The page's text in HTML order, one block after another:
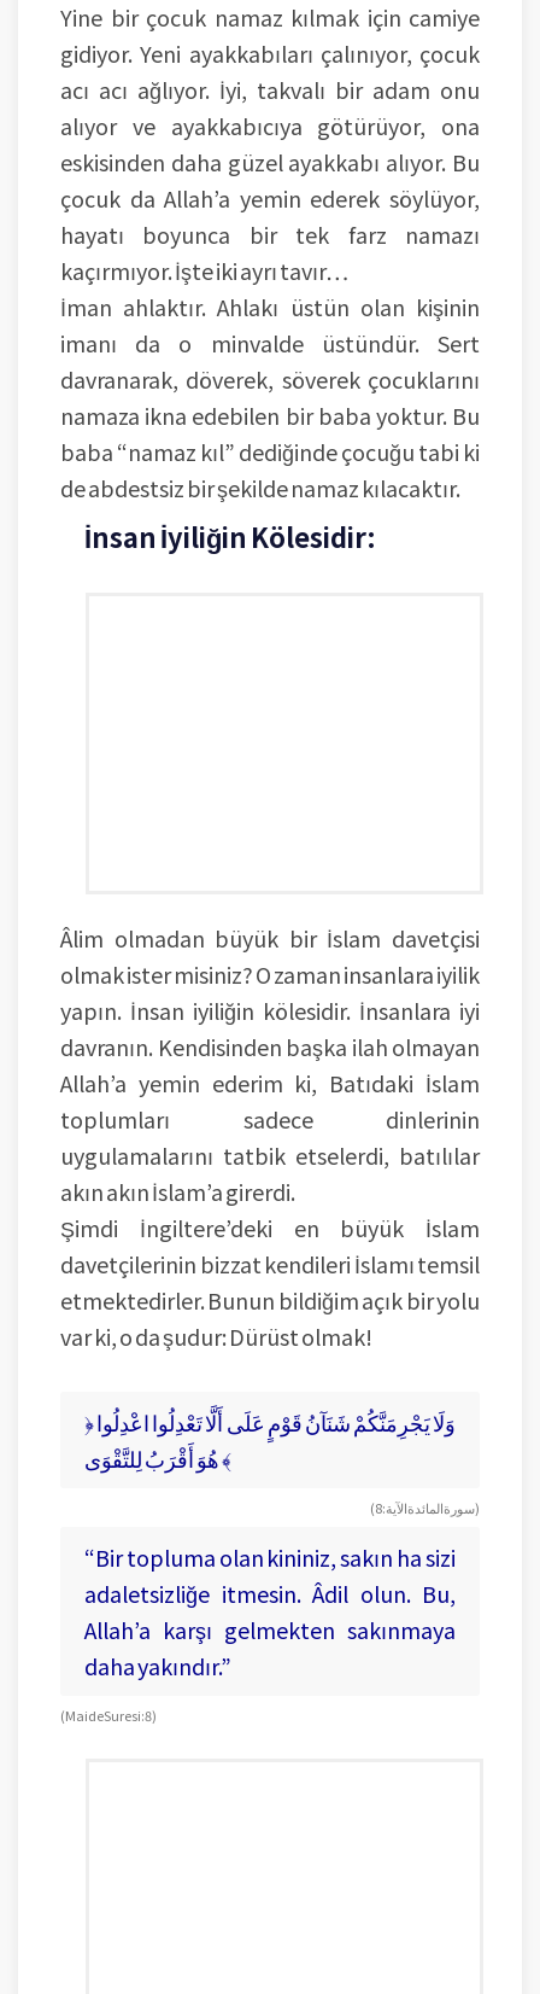
Yine bir çocuk namaz kılmak için camiye
gidiyor. Yeni ayakkabıları çalınıyor, çocuk
acı acı ağlıyor. İyi, takvalı bir adam onu
alıyor ve ayakkabıcıya götürüyor, ona
eskisinden daha güzel ayakkabı alıyor. Bu
çocuk da Allah’a yemin ederek söylüyor,
hayatı boyunca bir tek farz namazı
kaçırmıyor. İşte iki ayrı tavır…
İman ahlaktır. Ahlakı üstün olan kişinin
imanı da o minvalde üstündür. Sert
davranarak, döverek, söverek çocuklarını
namaza ikna edebilen bir baba yoktur. Bu
baba “namaz kıl” dediğinde çocuğu tabi ki
de abdestsiz bir şekilde namaz kılacaktır.
İnsan İyiliğin Kölesidir:
Âlim olmadan büyük bir İslam davetçisi
olmak ister misiniz? O zaman insanlara iyilik
yapın. İnsan iyiliğin kölesidir. İnsanlara iyi
davranın. Kendisinden başka ilah olmayan
Allah’a yemin ederim ki, Batıdaki İslam
toplumları sadece dinlerinin
uygulamalarını tatbik etselerdi, batılılar
akın akın İslam’a girerdi.
Şimdi İngiltere’deki en büyük İslam
davetçilerinin bizzat kendileri İslamı temsil
etmektedirler. Bunun bildiğim açık bir yolu
var ki, o da şudur: Dürüst olmak!
﴿ وَلَا يَجْرِمَنَّكُمْ شَنَآنُ قَوْمٍ عَلَى أَلَّا تَعْدِلُوا اعْدِلُوا
هُوَ أَقْرَبُ لِلتَّقْوَى ﴾
( سورة المائدة الآية : 8 )
“Bir topluma olan kininiz, sakın ha sizi
adaletsizliğe itmesin. Âdil olun. Bu,
Allah’a karşı gelmekten sakınmaya
daha yakındır.”
(Maide Suresi: 8)